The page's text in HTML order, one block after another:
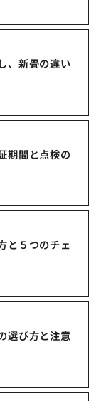
、新畳の違い
期間と点検の
と５つのチェ
選び方と注意